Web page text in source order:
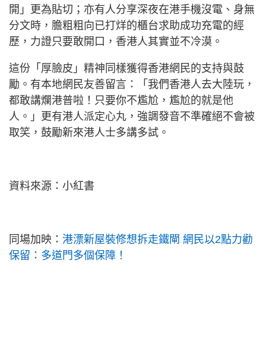
開」更為貼切；亦有人分享深夜在港手機沒電、身無
分文時，膽粗粗向已打烊的櫃台求助成功充電的經
歷，力證只要敢開口，香港人其實並不冷漠。
這份「厚臉皮」精神同樣獲得香港網民的支持與鼓
勵。有本地網民友善留言：「我們香港人去大陸玩，
都敢講爛港普啦！只要你不尷尬，尷尬的就是他
人。」更有港人派定心丸，強調發音不準確絕不會被
取笑，鼓勵新來港人士多講多試。
資料來源：小紅書
同場加映： 港漂新屋裝修想拆走鐵閘 網民以2點力勸
保留：多道門多個保障！